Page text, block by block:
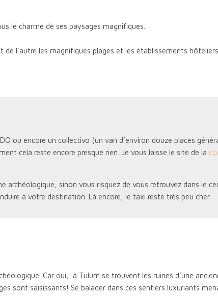
le charme de ses paysages magnifiques.
l’autre les magnifiques plages et les établissements
ou encore un collectivo (un van d’environ douze places
cela reste encore presque rien. Je vous laisse le site de la
archéologique, sinon vous risquez de vous retrouvez dans le
à votre destination. Là encore, le taxi reste très peu cher.
Car oui, à Tulum se trouvent les ruines d’une
sont saisissants! Se balader dans ces sentiers luxuriants